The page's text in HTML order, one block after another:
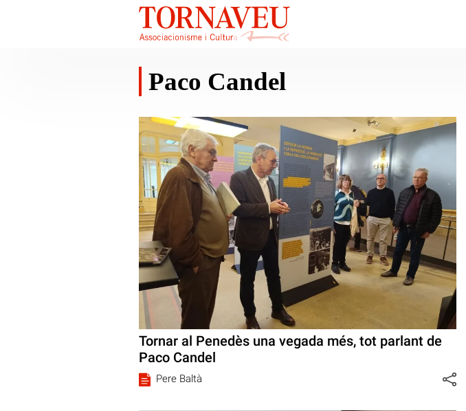
Paco Candel
Tornar al Penedès una vegada més, tot parlant de
Paco Candel
Pere Baltà